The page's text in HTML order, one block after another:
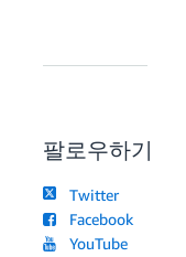
팔로우하기
Twitter
Facebook
YouTube